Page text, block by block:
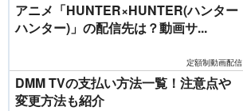
アニメ「HUNTER×HUNTER(ハンター
ハンター)」の配信先は？動画サ...
定額制動画配信
DMM TVの支払い方法一覧！注意点や
変更方法も紹介